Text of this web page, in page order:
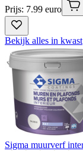
Prijs: 7.99 euro
Bekijk alles in kwast
Sigma muurverf